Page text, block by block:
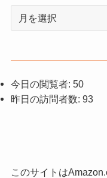
今日の閲覧者: 50
昨日の訪問者数: 93
このサイトは